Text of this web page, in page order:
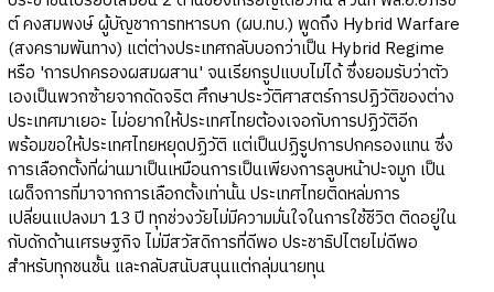
ต์ คงสมพงษ์ ผู้บัญชาการทหารบก (ผบ.ทบ.) พูดถึง Hybrid Warfare
(สงครามพันทาง) แต่ต่างประเทศกลับบอกว่าเป็น Hybrid Regime
หรือ 'การปกครองผสมผสาน' จนเรียกรูปแบบไม่ได้ ซึ่งยอมรับว่าตัว
เองเป็นพวกซ้ายจากดัดจริต ศึกษาประวัติศาสตร์การปฏิวัติของต่าง
ประเทศมาเยอะ ไม่อยากให้ประเทศไทยต้องเจอกับการปฏิวัติอีก
พร้อมขอให้ประเทศไทยหยุดปฏิวัติ แต่เป็นปฏิรูปการปกครองแทน ซึ่ง
การเลือกตั้งที่ผ่านมาเป็นเหมือนการเป็นเพียงการลูบหน้าปะจมูก เป็น
เผด็จการที่มาจากการเลือกตั้งเท่านั้น ประเทศไทยติดหล่มการ
เปลี่ยนแปลงมา 13 ปี ทุกช่วงวัยไม่มีความมั่นใจในการใช้ชีวิต ติดอยู่ใน
กับดักด้านเศรษฐกิจ ไม่มีสวัสดิการที่ดีพอ ประชาธิปไตยไม่ดีพอ
สำหรับทุกชนชั้น และกลับสนับสนุนแต่กลุ่มนายทุน